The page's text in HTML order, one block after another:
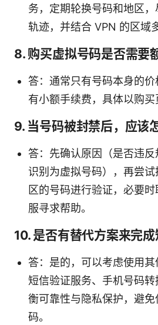
务，定期轮换号码和地区
轨迹，并结合 VPN 的区域
8. 购买虚拟号码是否需要
答：通常只有号码本身的
有小额手续费，具体以购买
9. 当号码被封禁后，应该
答：先确认原因（是否违
识别为虚拟号码），再尝
区的号码进行验证，必要
服寻求帮助。
10. 是否有替代方案来完成
答：是的，可以考虑使用
短信验证服务、手机号码
衡可靠性与隐私保护，避
码。